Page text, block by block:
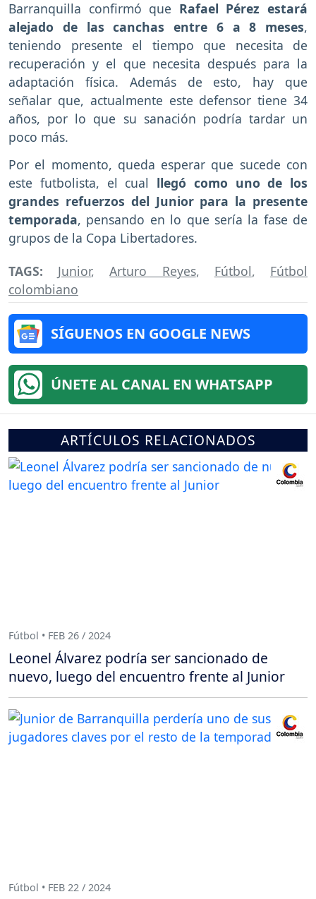
Barranquilla confirmó que Rafael Pérez estará
alejado de las canchas entre 6 a 8 meses,
teniendo presente el tiempo que necesita de
recuperación y el que necesita después para la
adaptación física. Además de esto, hay que
señalar que, actualmente este defensor tiene 34
años, por lo que su sanación podría tardar un
poco más.
Por el momento, queda esperar que sucede con
este futbolista, el cual llegó como uno de los
grandes refuerzos del Junior para la presente
temporada, pensando en lo que sería la fase de
grupos de la Copa Libertadores.
TAGS: Junior,Arturo Reyes, Fútbol, Fútbol
colombiano
SÍGUENOS EN GOOGLE NEWS
ÚNETE AL CANAL EN WHATSAPP
ARTÍCULOS RELACIONADOS
Fútbol • FEB 26 / 2024
Leonel Álvarez podría ser sancionado de
nuevo, luego del encuentro frente al Junior
Fútbol • FEB 22 / 2024